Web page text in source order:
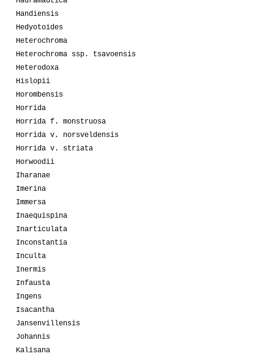
Handiensis
Hedyotoides
Heterochroma
Heterochroma ssp. tsavoensis
Heterodoxa
Hislopii
Horombensis
Horrida
Horrida f. monstruosa
Horrida v. norsveldensis
Horrida v. striata
Horwoodii
Iharanae
Imerina
Immersa
Inaequispina
Inarticulata
Inconstantia
Inculta
Inermis
Infausta
Ingens
Isacantha
Jansenvillensis
Johannis
Kalisana